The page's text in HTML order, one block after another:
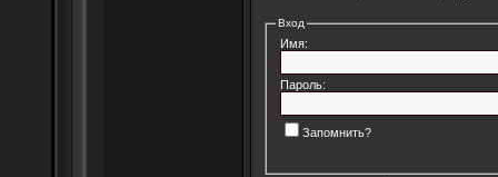
Вход
Имя:
Пароль:
Запомнить?